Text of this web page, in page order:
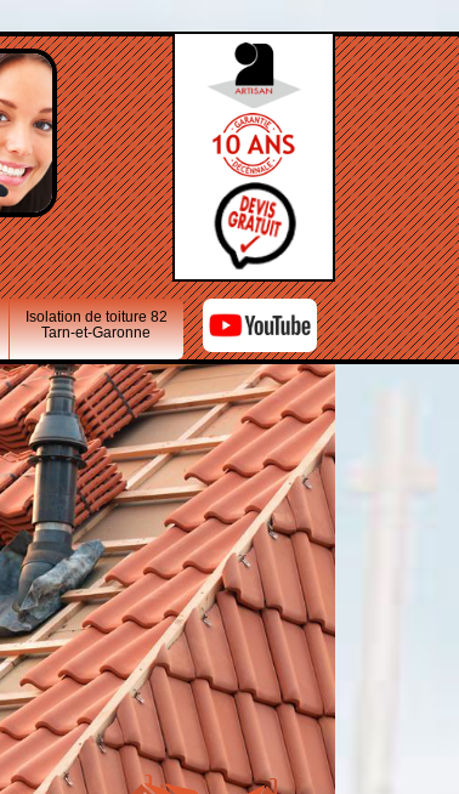
Isolation de toiture 82
Tarn-et-Garonne